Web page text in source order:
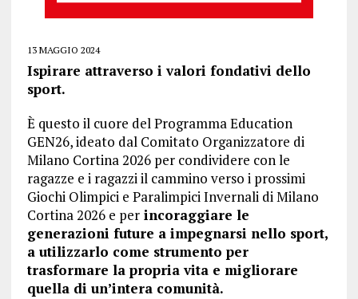
13 MAGGIO 2024
Ispirare attraverso i valori fondativi dello
sport.
È questo il cuore del Programma Education
GEN26, ideato dal Comitato Organizzatore di
Milano Cortina 2026 per condividere con le
ragazze e i ragazzi il cammino verso i prossimi
Giochi Olimpici e Paralimpici Invernali di Milano
Cortina 2026 e perincoraggiare le
generazioni future a impegnarsi nello sport,
a utilizzarlo come strumento per
trasformare la propria vita e migliorare
quella di un’intera comunità.